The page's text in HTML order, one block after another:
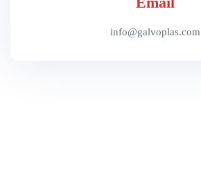
info@galvoplas.com